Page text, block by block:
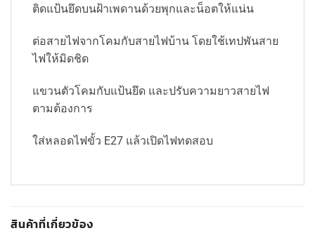
ติดแป้นยึดบนฝ้าเพดานด้วยพุกและน็อตให้แน่น
ต่อสายไฟจากโคมกับสายไฟบ้าน โดยใช้เทปพันสาย
ไฟให้มิดชิด
แขวนตัวโคมกับแป้นยึด และปรับความยาวสายไฟ
ตามต้องการ
ใส่หลอดไฟขั้ว E27 แล้วเปิดไฟทดสอบ
สินค้าที่เกี่ยวข้อง